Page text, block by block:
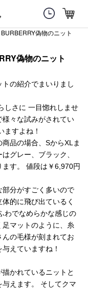
偽物のニット
偽物のニット
トの紹介でまいりまし
しさに 一目惚れしませ
様々な試みがされてい
ますよね！
品の場合、SからXLま
グレー、ブラック、
す。 値段は￥6,970円
部分がすごく多いので
的に飛び出ているく
わでなめらかな感じの
マットのように、糸
の毛様が刻まれてお
えていますね！
かれているニットと
えます。 そしてクマ